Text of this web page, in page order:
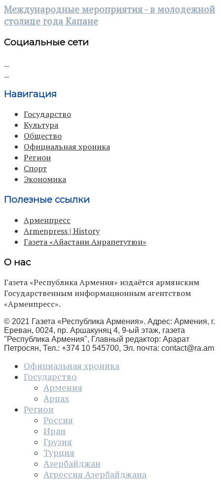
Международные мероприятия - в молодежной
столице года Капане
Социальные сети
Навигация
Государство
Культура
Общество
Официальная хроника
Регион
Спорт
Экономика
Полезные ссылки
Арменпресс
Armenpress | History
Газета «Айастани Анрапетутюн»
О нас
Газета «Республика Армения» издаётся армянским
Государственным информационным агентством
«Арменпресс».
© 2021 Газета «Республика Армения». Адрес: Армения, г.
Ереван, 0024, пр. Аршакуняц 4, 9-ый этаж, газета
"Республика Армения", Главный редактор: Арарат
Петросян, Тел.: +374 10 545700, Эл. почта: contact@ra.am
Официальная хроника
Государство
Армения
Арцах
Регион
Россия
Иран
Грузия
Турция
Азербайджан
Агрессия Азербайджана